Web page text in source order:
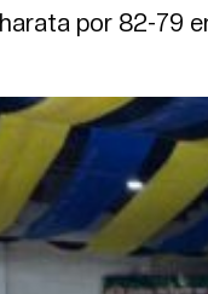
por 82-79